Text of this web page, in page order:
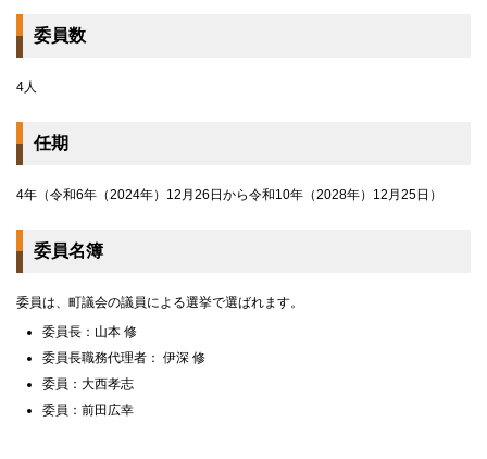
委員数
4人
任期
4年（令和6年（2024年）12月26日から令和10年（2028年）12月25日）
委員名簿
委員は、町議会の議員による選挙で選ばれます。
委員長：山本 修
委員長職務代理者： 伊深 修
委員：大西孝志
委員：前田広幸